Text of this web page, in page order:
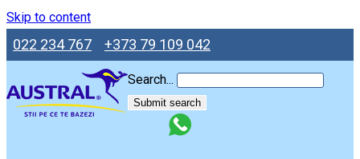
Skip to content
022 234 767 +373 79 109 042
Search...
Submit search